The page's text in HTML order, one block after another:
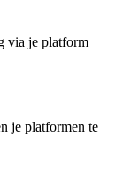
via je platform
je platformen te